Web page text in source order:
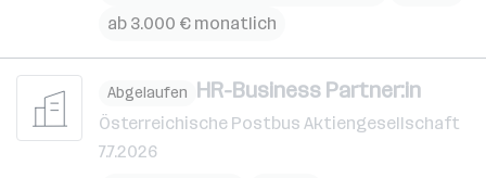
ab 3.000 € monatlich
Abgelaufen HR-Business Partner:in
Österreichische Postbus Aktiengesellschaft
7.7.2026